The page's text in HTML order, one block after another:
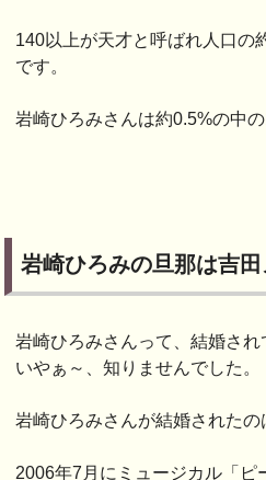
140以上が天才と呼ばれ人口の
です。
岩崎ひろみさんは約0.5%の中
岩崎ひろみの旦那は吉
岩崎ひろみさんって、結婚され
いやぁ～、知りませんでした。
岩崎ひろみさんが結婚されたの
2006年7月にミュージカル「ピ